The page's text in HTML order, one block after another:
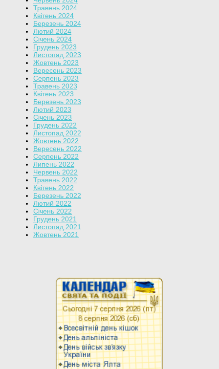
Травень 2024
Квітень 2024
Березень 2024
Лютий 2024
Січень 2024
Грудень 2023
Листопад 2023
Жовтень 2023
Вересень 2023
Серпень 2023
Травень 2023
Квітень 2023
Березень 2023
Лютий 2023
Січень 2023
Грудень 2022
Листопад 2022
Жовтень 2022
Вересень 2022
Серпень 2022
Липень 2022
Червень 2022
Травень 2022
Квітень 2022
Березень 2022
Лютий 2022
Січень 2022
Грудень 2021
Листопад 2021
Жовтень 2021